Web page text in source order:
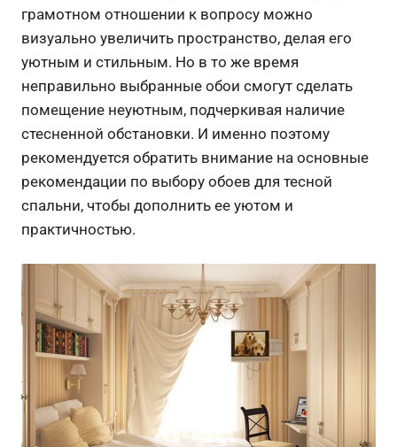
грамотном отношении к вопросу можно
визуально увеличить пространство, делая его
уютным и стильным. Но в то же время
неправильно выбранные обои смогут сделать
помещение неуютным, подчеркивая наличие
стесненной обстановки. И именно поэтому
рекомендуется обратить внимание на основные
рекомендации по выбору обоев для тесной
спальни, чтобы дополнить ее уютом и
практичностью.